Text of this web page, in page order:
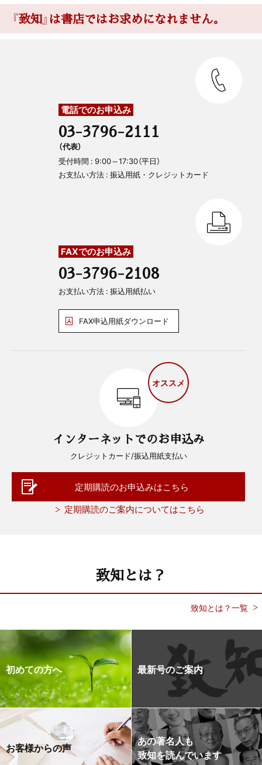
『致知』は書店ではお求めになれません。
電話でのお申込み
03-3796-2111
（代表）
受付時間 : 9:00～17:30（平日）
お支払い方法 : 振込用紙・クレジットカード
FAXでのお申込み
03-3796-2108
お支払い方法 : 振込用紙払い
FAX申込用紙ダウンロード
オススメ
インターネットでのお申込み
クレジットカード/振込用紙支払い
定期購読のお申込みはこちら
定期購読のご案内についてはこちら
致知とは？
致知とは？一覧
初めての方へ 最新号のご案内
お客様からの声
あの著名人も
致知を読んでいます